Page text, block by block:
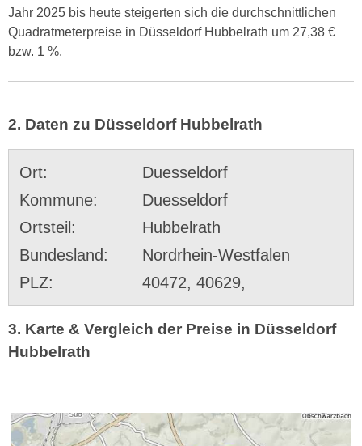
Jahr 2025 bis heute steigerten sich die durchschnittlichen
Quadratmeterpreise in Düsseldorf Hubbelrath um 27,38 €
bzw. 1 %.
2. Daten zu Düsseldorf Hubbelrath
Ort:
Duesseldorf
Kommune:
Duesseldorf
Ortsteil:
Hubbelrath
Bundesland:
Nordrhein-Westfalen
PLZ:
40472, 40629,
3. Karte & Vergleich der Preise in Düsseldorf
Hubbelrath